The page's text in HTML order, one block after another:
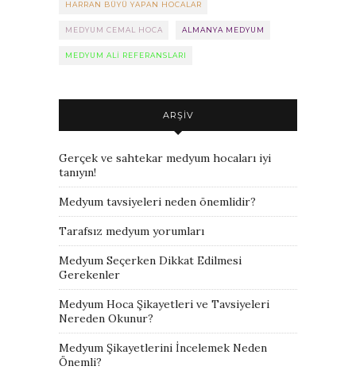
HARRAN BÜYÜ YAPAN HOCALAR
MEDYUM CEMAL HOCA ALMANYA MEDYUM
MEDYUM ALI REFERANSLARI
ARŞIV
Gerçek ve sahtekar medyum hocaları iyi
tanıyın!
Medyum tavsiyeleri neden önemlidir?
Tarafsız medyum yorumları
Medyum Seçerken Dikkat Edilmesi
Gerekenler
Medyum Hoca Şikayetleri ve Tavsiyeleri
Nereden Okunur?
Medyum Şikayetlerini İncelemek Neden
Önemli?